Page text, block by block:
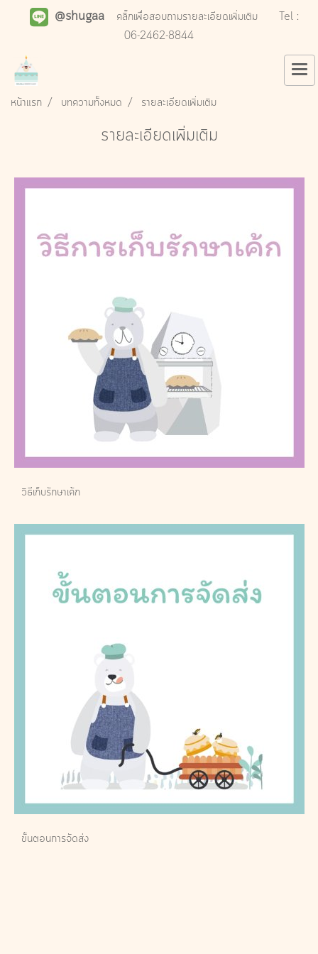
@shugaa คลิ๊กเพื่อสอบถามรายละเอียดเพิ่มเติม
Tel :
06-2462-8844
หน้าแรก บทความทั้งหมด รายละเอียดเพิ่มเติม
รายละเอียดเพิ่มเติม
วิธีเก็บรักษาเค้ก
ขั้นตอนการจัดส่ง